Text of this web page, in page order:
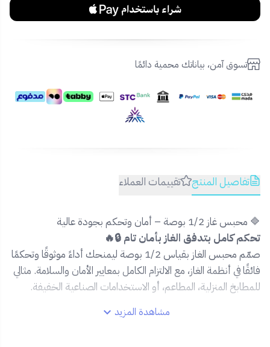
تسوق آمن، بياناتك محمية دائمًا
تفاصيل المنتج تقييمات العملاء
🔷 محبس غاز 1/2 بوصة – أمان وتحكم بجودة عالية
تحكم كامل بتدفق الغاز بأمان تام 🔒🔥
صمّم محبس الغاز بقياس 1/2 بوصة ليمنحك أداءً موثوقًا وتحكمًا
فائقًا في أنظمة الغاز، مع الالتزام الكامل بمعايير الأمان والسلامة. مثالي
للمطابخ المنزلية، المطاعم، أو الاستخدامات الصناعية الخفيفة.
مشاهدة المزيد